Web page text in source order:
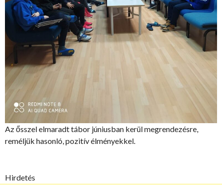
Az ősszel elmaradt tábor júniusban kerül megrendezésre,
reméljük hasonló, pozitív élményekkel.
Hirdetés